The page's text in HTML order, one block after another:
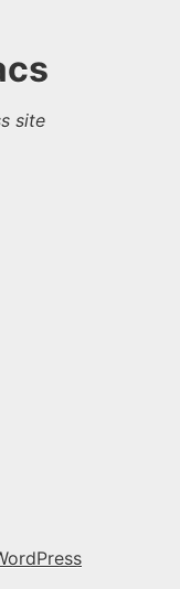
site